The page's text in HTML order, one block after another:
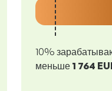
10%
меньше 1 764